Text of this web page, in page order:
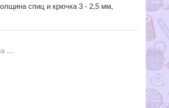
спиц и крючка 3 - 2,5 мм,